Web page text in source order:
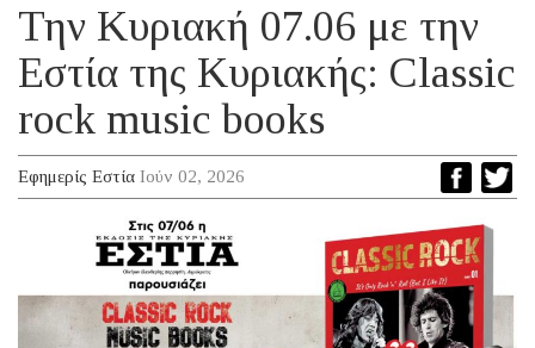
Την Κυριακή 07.06 με την
Εστία της Κυριακής: Classic
rock music books
Εφημερίς Εστία Ιούν 02, 2026